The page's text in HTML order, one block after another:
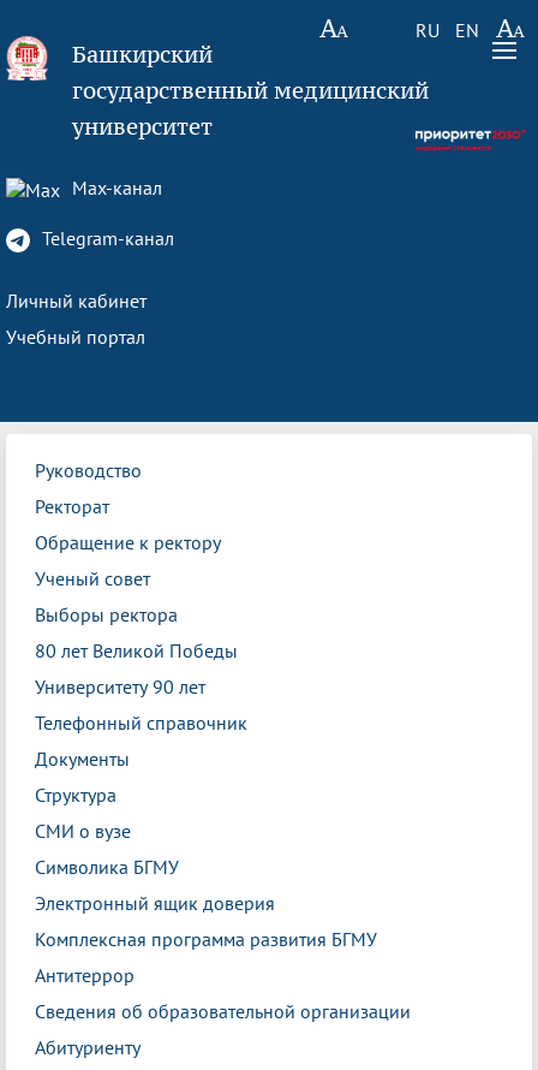
RU EN
Башкирский
государственный медицинский
университет
Max-канал
Telegram-канал
Личный кабинет
Учебный портал
Руководство
Ректорат
Обращение к ректору
Ученый совет
Выборы ректора
80 лет Великой Победы
Университету 90 лет
Телефонный справочник
Документы
Структура
СМИ о вузе
Символика БГМУ
Электронный ящик доверия
Комплексная программа развития БГМУ
Антитеррор
Сведения об образовательной организации
Абитуриенту